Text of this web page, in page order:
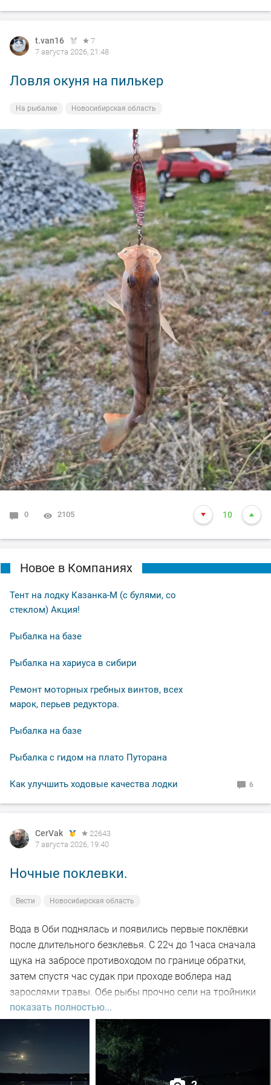
t.van16
7
7 августа 2026, 21:48
Ловля окуня на пилькер
На рыбалке Новосибирская область
0 2105 10
Новое в Компаниях
Тент на лодку Казанка-М (с булями, со
стеклом) Акция!
Рыбалка на базе
Рыбалка на хариуса в сибири
Ремонт моторных гребных винтов, всех
марок, перьев редуктора.
Рыбалка на базе
Рыбалка с гидом на плато Путорана
Как улучшить ходовые качества лодки 6
CerVak
22643
7 августа 2026, 19:40
Ночные поклевки.
Вести Новосибирская область
Вода в Оби поднялась и появились первые поклёвки
после длительного безклевья. С 22ч до 1часа сначала
щука на забросе противоходом по границе обратки,
затем спустя час судак при проходе воблера над
зарослями травы. Обе рыбы прочно сели на тройники
и при чистке оказались с пустыми желудками. Ждем
дальнейших поклёвок.
показать полностью...